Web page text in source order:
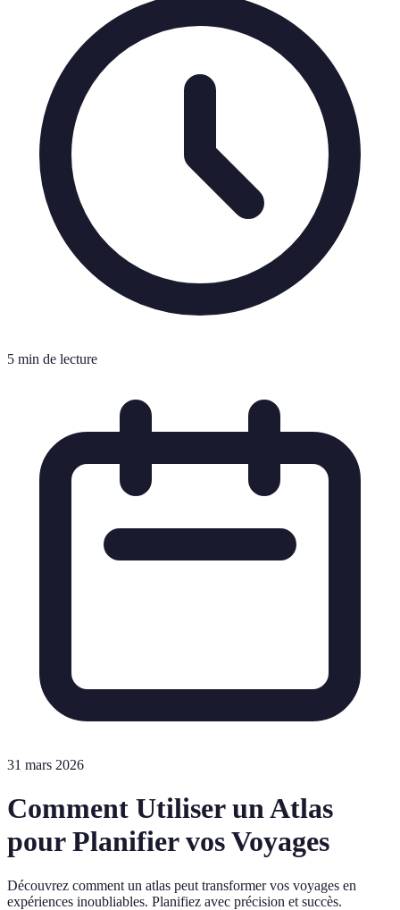
5 min de lecture
31 mars 2026
Comment Utiliser un Atlas
pour Planifier vos Voyages
Découvrez comment un atlas peut transformer vos voyages en
expériences inoubliables. Planifiez avec précision et succès.